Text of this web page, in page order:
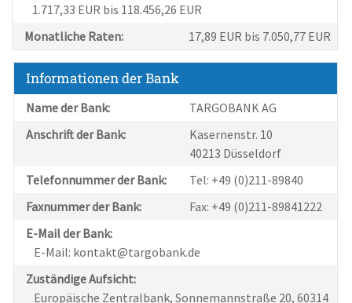
1.717,33 EUR bis 118.456,26 EUR
Monatliche Raten:
17,89 EUR bis 7.050,77 EUR
Informationen der Bank
Name der Bank:
TARGOBANK AG
Anschrift der Bank:
Kasernenstr. 10
40213 Düsseldorf
Telefonnummer der Bank:
Tel: +49 (0)211-89840
Faxnummer der Bank:
Fax: +49 (0)211-89841222
E-Mail der Bank:
E-Mail: kontakt@targobank.de
Zuständige Aufsicht:
Europäische Zentralbank, Sonnemannstraße 20, 60314